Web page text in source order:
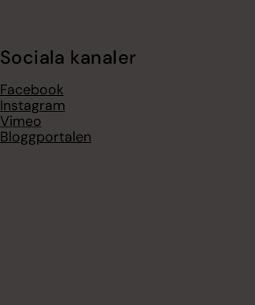
Sociala kanaler
Facebook
Instagram
Vimeo
Bloggportalen